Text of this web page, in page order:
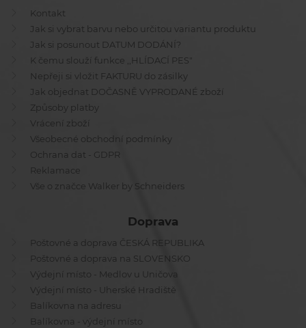
Kontakt
Jak si vybrat barvu nebo určitou variantu produktu
Jak si posunout DATUM DODÁNÍ?
K čemu slouží funkce ,,HLÍDACÍ PES"
Nepřeji si vložit FAKTURU do zásilky
Jak objednat DOČASNĚ VYPRODANÉ zboží
Způsoby platby
Vrácení zboží
Všeobecné obchodní podmínky
Ochrana dat - GDPR
Reklamace
Vše o značce Walker by Schneiders
Doprava
Poštovné a doprava ČESKÁ REPUBLIKA
Poštovné a doprava na SLOVENSKO
Výdejní místo - Medlov u Uničova
Výdejní místo - Uherské Hradiště
Balíkovna na adresu
Balíkovna - výdejní místo